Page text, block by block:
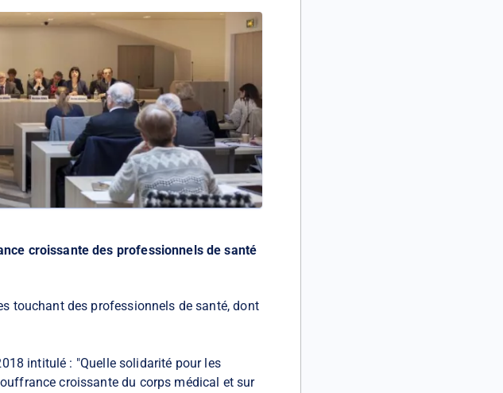
croissante des professionnels de santé
touchant des professionnels de santé, dont
intitulé : "Quelle solidarité pour les
croissante du corps médical et sur